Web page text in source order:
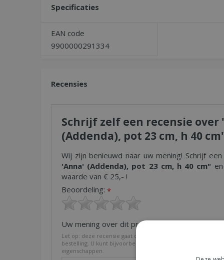
Specificaties
EAN code
9900000291334
Recensies
Schrijf zelf een recensie over
(Addenda), pot 23 cm, h 40
Wij zijn benieuwd naar uw mening! Schrijf
'Anna' (Addenda), pot 23 cm, h 40 cm"
waarde van € 25,- !
Beoordeling: *
Uw mening over dit product:
Let op: deze recensie gaat over het product en niet over
bestelling. U kunt bijvoorbeeld in gaan op de kwaliteit van
eigenschappen.